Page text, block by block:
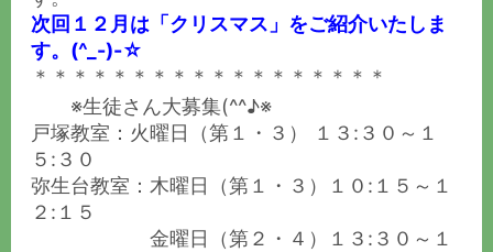
次回１２月は「クリスマス」をご紹介いたしま
す。(^_-)-☆
＊＊＊＊＊＊＊＊＊＊＊＊＊＊＊＊＊＊
※生徒さん大募集(^^♪※
戸塚教室：火曜日（第１・３） １３:３０～１
５:３０
弥生台教室：木曜日（第１・３）１０:１５～１
２:１５
金曜日（第２・４）１３:３０～１